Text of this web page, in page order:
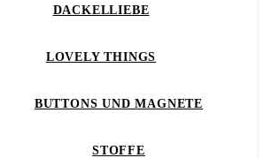
DACKELLIEBE
LOVELY THINGS
BUTTONS UND MAGNETE
STOFFE